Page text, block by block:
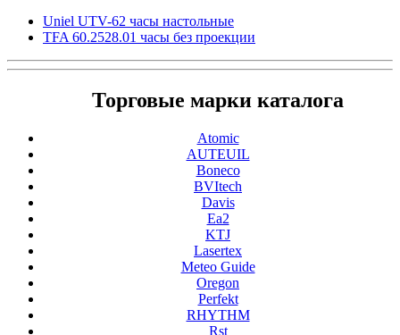
Uniel UTV-62 часы настольные
TFA 60.2528.01 часы без проекции
Торговые марки каталога
Atomic
AUTEUIL
Boneco
BVItech
Davis
Ea2
KTJ
Lasertex
Meteo Guide
Oregon
Perfekt
RHYTHM
Rst